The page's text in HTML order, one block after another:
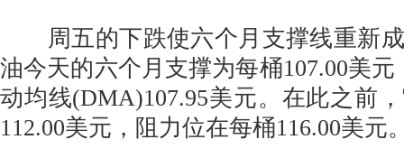
周五的下跌使六个月支撑线重新成
油今天的六个月支撑为每桶107.00美元
动均线(DMA)107.95美元。在此之前
112.00美元，阻力位在每桶116.00美元